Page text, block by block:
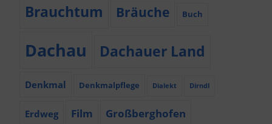
Brauchtum Bräuche Buch
Dachau Dachauer Land
Denkmal Denkmalpflege Dialekt Dirndl
Erdweg Film Großberghofen